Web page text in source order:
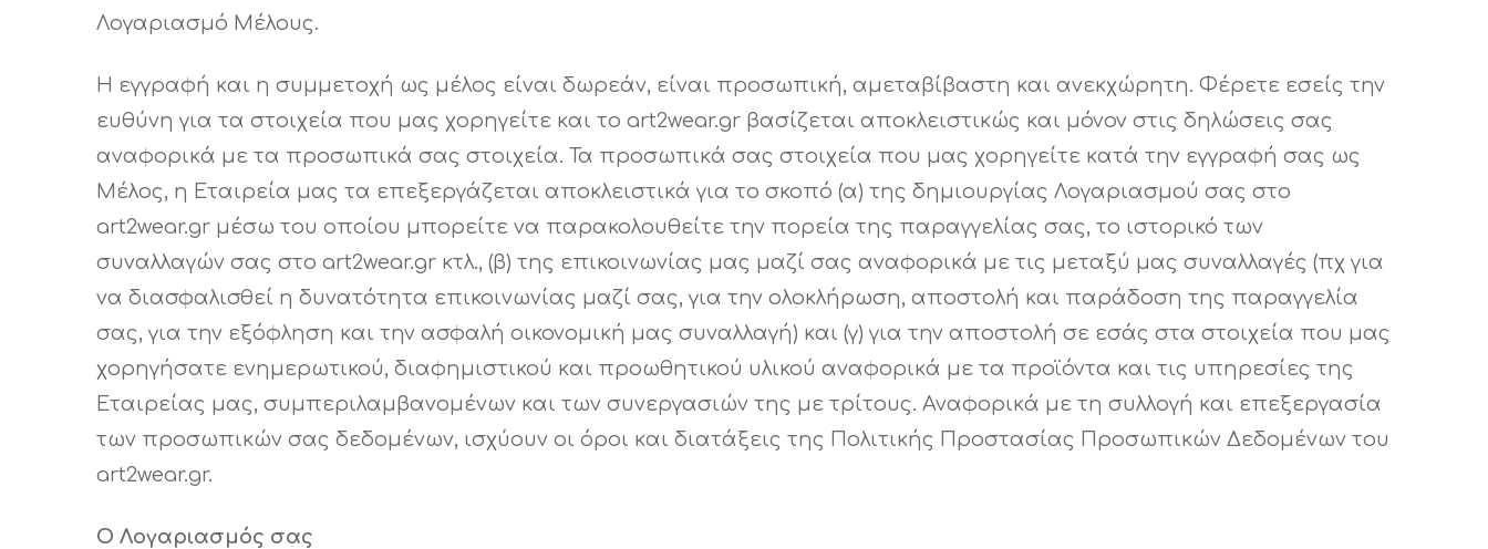
Λογαριασμό Μέλους.
Η εγγραφή και η συμμετοχή ως μέλος είναι δωρεάν, είναι προσωπική, αμεταβίβαστη και ανεκχώρητη. Φέρετε εσείς την
ευθύνη για τα στοιχεία που μας χορηγείτε και το art2wear.gr βασίζεται αποκλειστικώς και μόνον στις δηλώσεις σας
αναφορικά με τα προσωπικά σας στοιχεία. Τα προσωπικά σας στοιχεία που μας χορηγείτε κατά την εγγραφή σας ως
Μέλος, η Εταιρεία μας τα επεξεργάζεται αποκλειστικά για το σκοπό (α) της δημιουργίας Λογαριασμού σας στο
art2wear.gr μέσω του οποίου μπορείτε να παρακολουθείτε την πορεία της παραγγελίας σας, το ιστορικό των
συναλλαγών σας στο art2wear.gr κτλ., (β) της επικοινωνίας μας μαζί σας αναφορικά με τις μεταξύ μας συναλλαγές (πχ για
να διασφαλισθεί η δυνατότητα επικοινωνίας μαζί σας, για την ολοκλήρωση, αποστολή και παράδοση της παραγγελία
σας, για την εξόφληση και την ασφαλή οικονομική μας συναλλαγή) και (γ) για την αποστολή σε εσάς στα στοιχεία που μας
χορηγήσατε ενημερωτικού, διαφημιστικού και προωθητικού υλικού αναφορικά με τα προϊόντα και τις υπηρεσίες της
Εταιρείας μας, συμπεριλαμβανομένων και των συνεργασιών της με τρίτους. Αναφορικά με τη συλλογή και επεξεργασία
των προσωπικών σας δεδομένων, ισχύουν οι όροι και διατάξεις της Πολιτικής Προστασίας Προσωπικών Δεδομένων του
art2wear.gr.
Ο Λογαριασμός σας